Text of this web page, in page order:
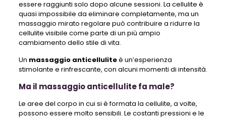
essere raggiunti solo dopo alcune sessioni. La cellulite è
quasi impossibile da eliminare completamente, ma un
massaggio mirato regolare può contribuire a ridurre la
cellulite visibile come parte di un più ampio
cambiamento dello stile di vita.
Un massaggio anticelluliteè un’esperienza
stimolante e rinfrescante, con alcuni momenti di intensità.
Ma il massaggio anticellulite fa male?
Le aree del corpo in cui si è formata la cellulite, a volte,
possono essere molto sensibili. Le costanti pressioni e le